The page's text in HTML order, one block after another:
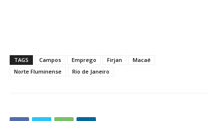
TAGS Campos Emprego Firjan
Macaé
Norte Fluminense
Rio de Janeiro